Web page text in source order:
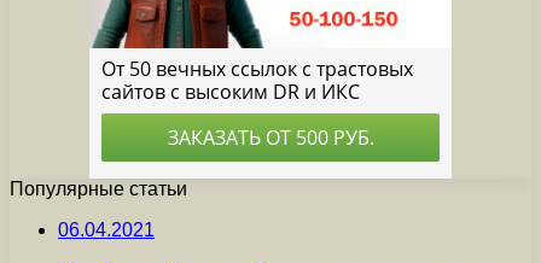
Популярные статьи
06.04.2021